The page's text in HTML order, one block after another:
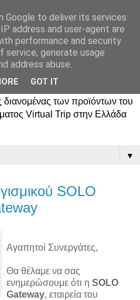
διανομένας των προϊόντων του
Virtual Trip στην Ελλάδα
▼
SOLO
Αγαπητοί Συνεργάτες,
Θα θέλαμε να σας
ενημερώσουμε ότι η SOLO
Gateway, εταιρεία του
Google to deliver its services
address and user-agent are
performance and security
generate usage
address abuse.
GOT IT